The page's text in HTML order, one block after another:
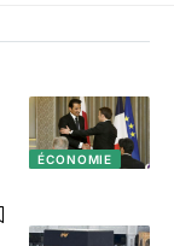
ÉCONOMIE